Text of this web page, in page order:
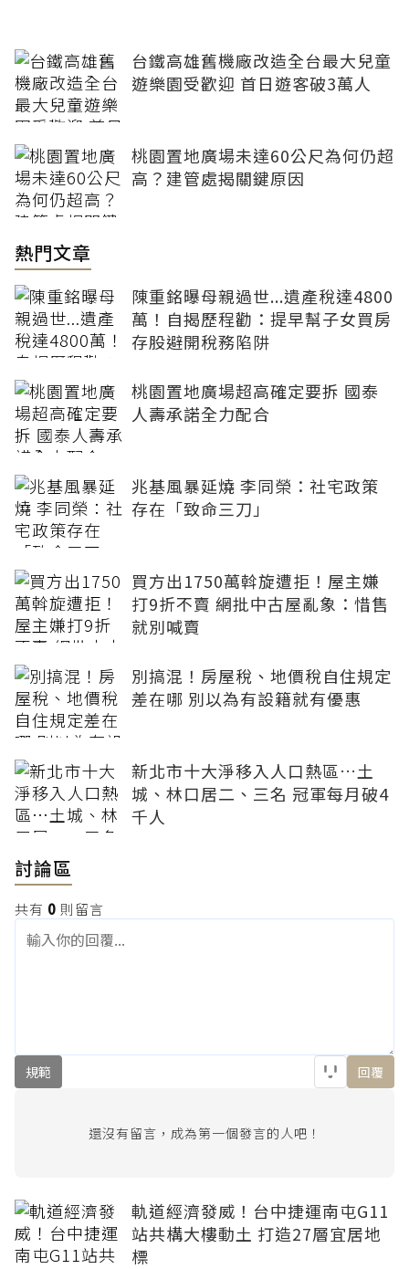
台鐵高雄舊機廠改造全台最大兒童
遊樂園受歡迎 首日遊客破3萬人
桃園置地廣場未達60公尺為何仍超
高？建管處揭關鍵原因
熱門文章
陳重銘曝母親過世...遺產稅達4800
萬！自揭歷程勸：提早幫子女買房
存股避開稅務陷阱
桃園置地廣場超高確定要拆 國泰
人壽承諾全力配合
兆基風暴延燒 李同榮：社宅政策
存在「致命三刀」
買方出1750萬斡旋遭拒！屋主嫌
打9折不賣 網批中古屋亂象：惜售
就別喊賣
別搞混！房屋稅、地價稅自住規定
差在哪 別以為有設籍就有優惠
新北市十大淨移入人口熱區…土
城、林口居二、三名 冠軍每月破4
千人
討論區
共有 0 則留言
規範 回覆
還沒有留言，成為第一個發言的人吧！
軌道經濟發威！台中捷運南屯G11
站共構大樓動土 打造27層宜居地
標